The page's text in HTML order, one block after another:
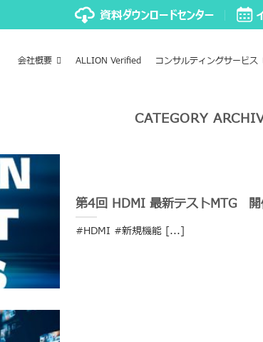
会社概要 ALLION Verified コンサルティングサービス
CATEGORY
第4回 HDMI 最新テストMTG 開
#HDMI #新規機能 [...]